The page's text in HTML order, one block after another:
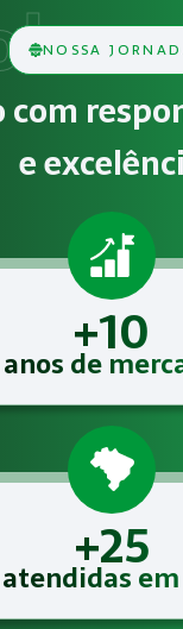
legal
atividades
de
NOSSA
e
+10
anos de
+25